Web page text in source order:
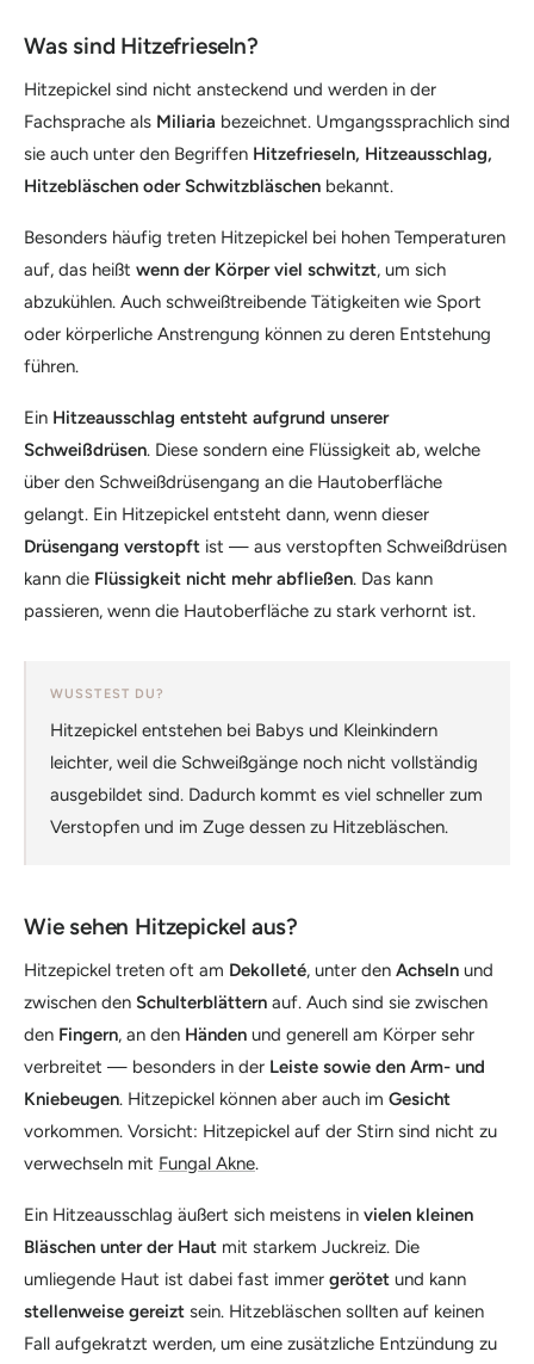
Was sind Hitzefrieseln?
Hitzepickel sind nicht ansteckend und werden in der
Fachsprache als Miliaria bezeichnet. Umgangssprachlich sind
sie auch unter den Begriffen Hitzefrieseln, Hitzeausschlag,
Hitzebläschen oder Schwitzbläschen bekannt.
Besonders häufig treten Hitzepickel bei hohen Temperaturen
auf, das heißt wenn der Körper viel schwitzt, um sich
abzukühlen. Auch schweißtreibende Tätigkeiten wie Sport
oder körperliche Anstrengung können zu deren Entstehung
führen.
Ein Hitzeausschlag entsteht aufgrund unserer
Schweißdrüsen. Diese sondern eine Flüssigkeit ab, welche
über den Schweißdrüsengang an die Hautoberfläche
gelangt. Ein Hitzepickel entsteht dann, wenn dieser
Drüsengang verstopft ist — aus verstopften Schweißdrüsen
kann die Flüssigkeit nicht mehr abfließen. Das kann
passieren, wenn die Hautoberfläche zu stark verhornt ist.
WUSSTEST DU?
Hitzepickel entstehen bei Babys und Kleinkindern
leichter, weil die Schweißgänge noch nicht vollständig
ausgebildet sind. Dadurch kommt es viel schneller zum
Verstopfen und im Zuge dessen zu Hitzebläschen.
Wie sehen Hitzepickel aus?
Hitzepickel treten oft am Dekolleté, unter den Achseln und
zwischen den Schulterblättern auf. Auch sind sie zwischen
den Fingern, an den Händen und generell am Körper sehr
verbreitet — besonders in der Leiste sowie den Arm- und
Kniebeugen. Hitzepickel können aber auch im Gesicht
vorkommen. Vorsicht: Hitzepickel auf der Stirn sind nicht zu
verwechseln mit Fungal Akne.
Ein Hitzeausschlag äußert sich meistens in vielen kleinen
Bläschen unter der Haut mit starkem Juckreiz. Die
umliegende Haut ist dabei fast immer gerötet und kann
stellenweise gereizt sein. Hitzebläschen sollten auf keinen
Fall aufgekratzt werden, um eine zusätzliche Entzündung zu